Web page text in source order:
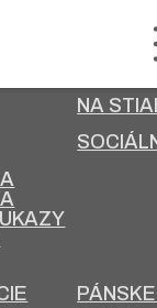
NA